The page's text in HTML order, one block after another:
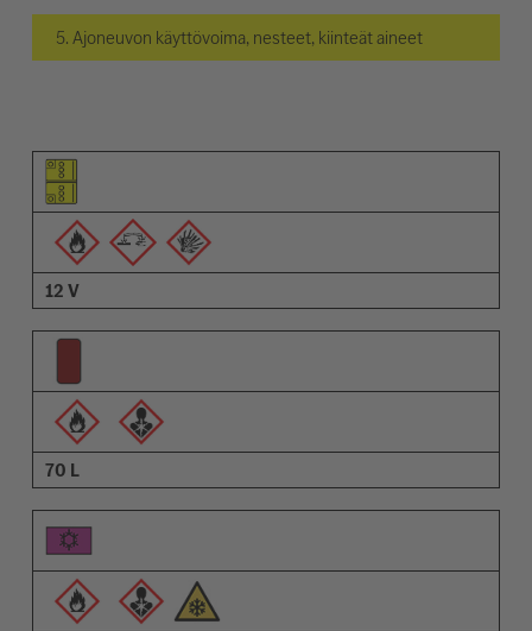
5. Ajoneuvon käyttövoima, nesteet, kiinteät aineet
Elementin kuvamerkki
Varoitusten kuvamerkit
Nimi
12 V
70 L